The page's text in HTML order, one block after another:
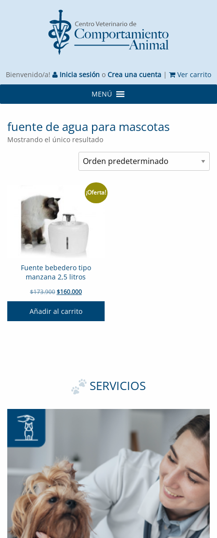
Bienvenido/a! Inicia sesión o Crea una cuenta | Ver carrito
MENÚ
fuente de agua para mascotas
Mostrando el único resultado
¡Oferta!
Fuente bebedero tipo
manzana 2,5 litros
$173.900El
precio
original
era:
$160.000El
precio
actual
es:
Añadir al carrito
SERVICIOS